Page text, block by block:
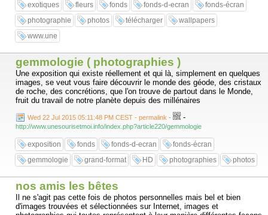
exotiques fleurs fonds fonds-d-ecran
fonds-écran
photographie
photos télécharger
wallpapers
www.une
gemmologie ( photographies )
Une exposition qui existe réellement et qui là, simplement en quelques
images, se veut vous faire découvrir le monde des géode, des cristaux
de roche, des concrétions, que l'on trouve de partout dans le Monde,
fruit du travail de notre planète depuis des millénaires
Wed 22 Jul 2015 05:11:48 PM CEST - permalink - -
http://www.unesourisetmoi.info/index.php?article220/gemmologie
exposition fonds fonds-d-ecran
fonds-écran
gemmologie
grand-format HD photographies photos
nos amis les bêtes
Il ne s'agit pas cette fois de photos personnelles mais bel et bien
d'images trouvées et sélectionnées sur Internet, images et